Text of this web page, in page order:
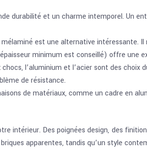
durabilité et un charme intemporel. Un
est une alternative intéressante.
minimum est conseillé) offre
l’aluminium et l’acier sont des choix
de résistance.
de matériaux, comme un cadre en
intérieur. Des poignées design, des
apparentes, tandis qu’un style